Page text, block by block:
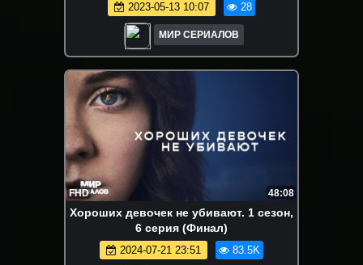
2023-05-13 10:07 28
МИР СЕРИАЛОВ
FHD 48:08
Хороших девочек не убивают. 1 сезон,
6 серия (Финал)
2024-07-21 23:51 83.5K